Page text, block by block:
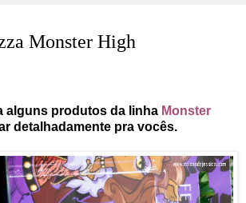
Monster High
alguns produtos da linha Monster
detalhadamente pra vocês.